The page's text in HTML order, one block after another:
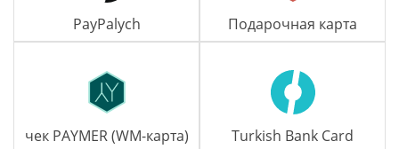
PayPalych Подарочная карта
чек PAYMER (WM-карта) Turkish Bank Card